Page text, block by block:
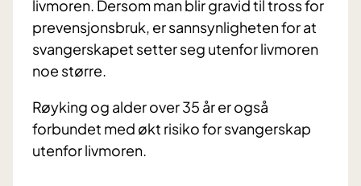
livmoren. Dersom man blir gravid til tross for
prevensjonsbruk, er sannsynligheten for at
svangerskapet setter seg utenfor livmoren
noe større.
Røyking og alder over 35 år er også
forbundet med økt risiko for svangerskap
utenfor livmoren.